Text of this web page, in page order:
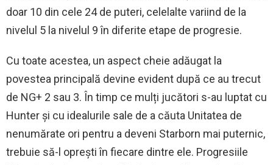
doar 10 din cele 24 de puteri, celelalte variind de la
nivelul 5 la nivelul 9 în diferite etape de progresie.
Cu toate acestea, un aspect cheie adăugat la
povestea principală devine evident după ce au trecut
de NG+ 2 sau 3. În timp ce mulți jucători s-au luptat cu
Hunter și cu idealurile sale de a căuta Unitatea de
nenumărate ori pentru a deveni Starborn mai puternic,
trebuie să-l oprești în fiecare dintre ele. Progresiile